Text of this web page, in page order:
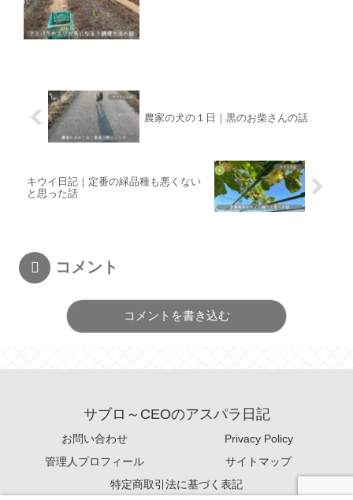
農家の犬の１日｜黒のお柴さんの話
キウイ日記｜定番の緑品種も悪くない
と思った話
コメント
コメントを書き込む
サブロ～CEOのアスパラ日記
お問い合わせ
Privacy Policy
管理人プロフィール
サイトマップ
特定商取引法に基づく表記